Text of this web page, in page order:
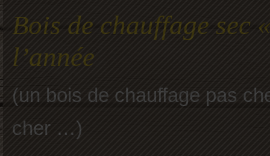
Bois de chauffage sec
l’année
(un bois de chauffage pas
cher …)